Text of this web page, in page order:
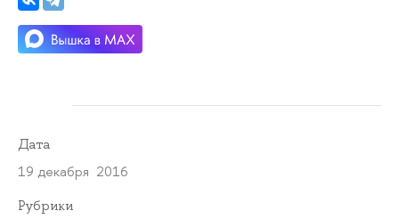
Дата
19 декабря 2016
Рубрики